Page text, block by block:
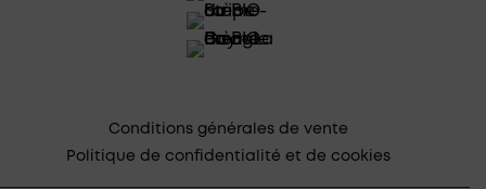
Conditions générales de vente
Politique de confidentialité et de cookies